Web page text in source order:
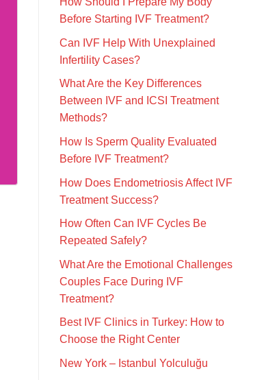
Before Starting IVF Treatment?
Can IVF Help With Unexplained
Infertility Cases?
What Are the Key Differences
Between IVF and ICSI Treatment
Methods?
How Is Sperm Quality Evaluated
Before IVF Treatment?
How Does Endometriosis Affect IVF
Treatment Success?
How Often Can IVF Cycles Be
Repeated Safely?
What Are the Emotional Challenges
Couples Face During IVF
Treatment?
Best IVF Clinics in Turkey: How to
Choose the Right Center
New York – Istanbul Yolculuğu